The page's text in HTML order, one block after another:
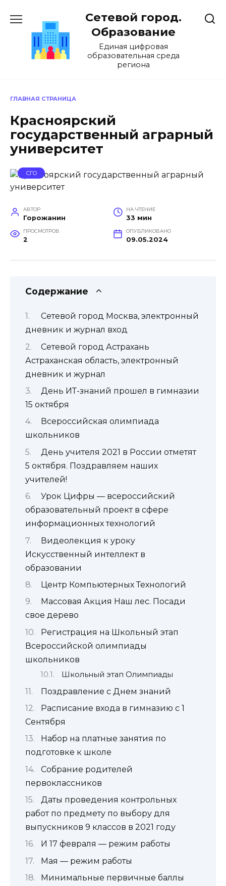
содержанию
Сетевой город.
Образование
Единая цифровая
образовательная среда
региона
ГЛАВНАЯ СТРАНИЦА
Красноярский
государственный аграрный
университет
СГО
АВТОР
Горожанин
НА ЧТЕНИЕ
33 мин
ПРОСМОТРОВ
2
ОПУБЛИКОВАНО
09.05.2024
Содержание
Сетевой город Москва, электронный
дневник и журнал вход
Сетевой город Астрахань
Астраханская область, электронный
дневник и журнал
День ИТ-знаний прошел в гимназии
15 октября
Всероссийская олимпиада
школьников
День учителя 2021 в России отметят
5 октября. Поздравляем наших
учителей!
Урок Цифры — всероссийский
образовательный проект в сфере
информационных технологий
Видеолекция к уроку
Искусственный интеллект в
образовании
Центр Компьютерных Технологий
Массовая Акция Наш лес. Посади
свое дерево
Регистрация на Школьный этап
Всероссийской олимпиады
школьников
Школьный этап Олимпиады
Поздравление с Днем знаний
Расписание входа в гимназию с 1
Сентября
Набор на платные занятия по
подготовке к школе
Собрание родителей
первоклассников
Даты проведения контрольных
работ по предмету по выбору для
выпускников 9 классов в 2021 году
И 17 февраля — режим работы
Мая — режим работы
Минимальные первичные баллы